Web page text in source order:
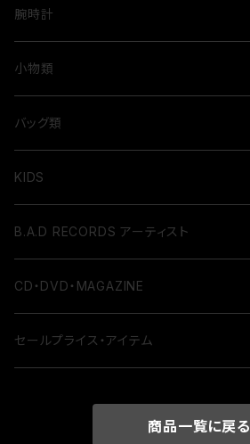
腕時計
小物類
バッグ類
KIDS
B.A.D RECORDS アーティスト
CD・DVD・MAGAZINE
セールプライス・アイテム
商品一覧に戻る